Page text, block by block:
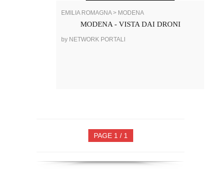
EMILIA ROMAGNA > MODENA
MODENA - VISTA DAI DRONI
by NETWORK PORTALI
PAGE 1 / 1